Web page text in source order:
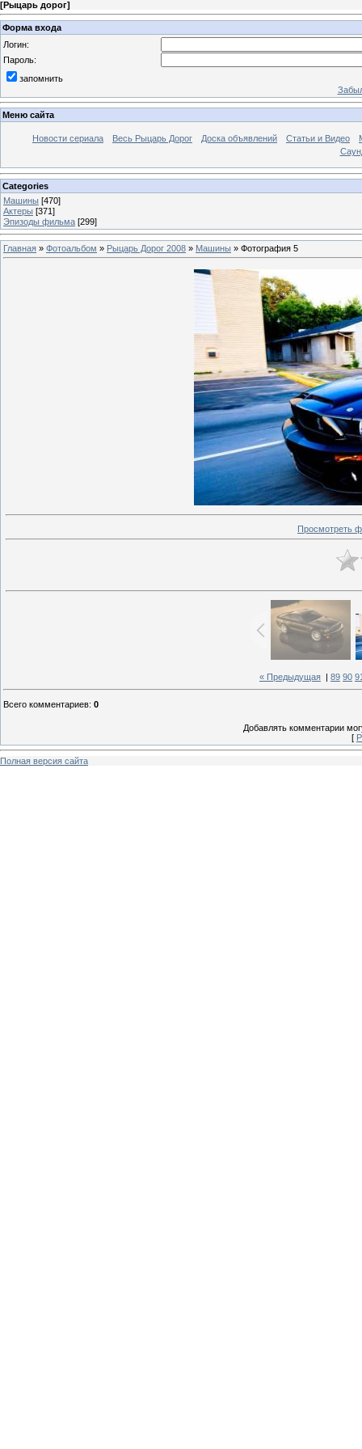
[Рыцарь дорог]
Форма входа
Логин:
Пароль:
запомнить
Меню сайта
Новости сериала Весь Рыцарь Дорог Доска объявлений Статьи и Видео
Categories
Машины [470]
Актеры [371]
Эпизоды фильма [299]
Главная » Фотоальбом » Рыцарь Дорог 2008 » Машины » Фотография 5
Просмотреть
« Предыдущая 89 90
Всего комментариев: 0
Добавлять комментарии
[
Полная версия сайта